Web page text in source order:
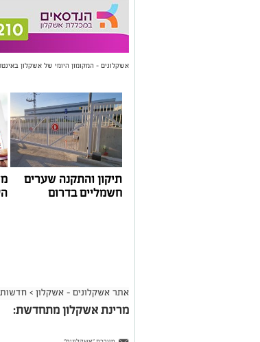
אשקלונים - המקומון היומי של אשקלון
תיקון והתקנה שערים
חשמליים בדרום
אתר אשקלונים - אשקלון >
מרינת אשקלון מתחדשת: